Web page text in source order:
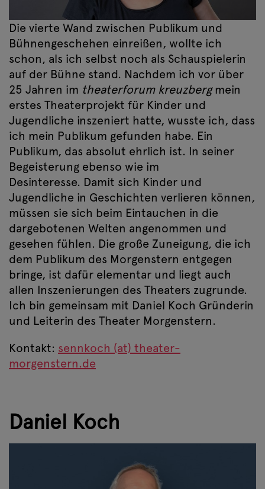
Die vierte Wand zwischen Publikum und
Bühnengeschehen einreißen, wollte ich
schon, als ich selbst noch als Schauspielerin
auf der Bühne stand. Nachdem ich vor über
25 Jahren im theaterforum kreuzbergmein
erstes Theaterprojekt für Kinder und
Jugendliche inszeniert hatte, wusste ich, dass
ich mein Publikum gefunden habe. Ein
Publikum, das absolut ehrlich ist. In seiner
Begeisterung ebenso wie im
Desinteresse. Damit sich Kinder und
Jugendliche in Geschichten verlieren können,
müssen sie sich beim Eintauchen in die
dargebotenen Welten angenommen und
gesehen fühlen. Die große Zuneigung, die ich
dem Publikum des Morgenstern entgegen
bringe, ist dafür elementar und liegt auch
allen Inszenierungen des Theaters zugrunde.
Ich bin gemeinsam mit Daniel Koch Gründerin
und Leiterin des Theater Morgenstern.
Kontakt: sennkoch (at) theater-
morgenstern.de
Daniel Koch